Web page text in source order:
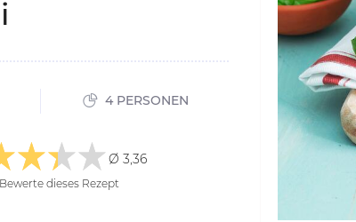
4 PERSONEN
Ø 3,36
Bewerte dieses Rezept